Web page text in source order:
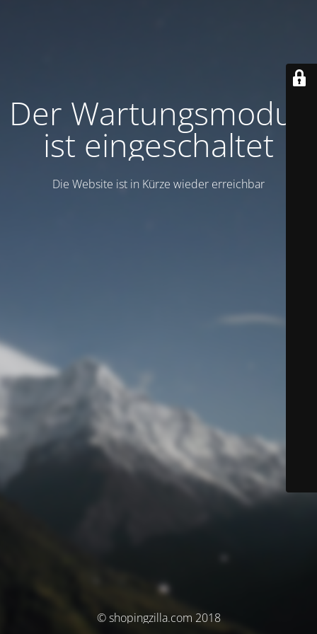
Der Wartungsmodus
ist eingeschaltet
Die Website ist in Kürze wieder erreichbar
© shopingzilla.com 2018